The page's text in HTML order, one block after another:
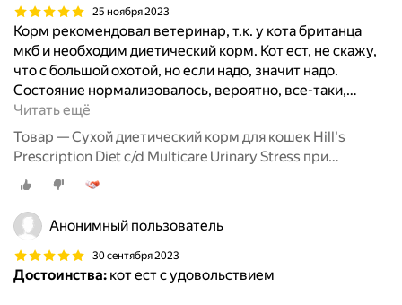
25 ноября 2023
Корм рекомендовал ветеринар, т.к. у кота британца
мкб и необходим диетический корм. Кот ест, не скажу,
что с большой охотой, но если надо, значит надо.
Состояние нормализовалось, вероятно, все-таки,…
Читать ещё
Товар — Сухой диетический корм для кошек Hill's
Prescription Diet c/d Multicare Urinary Stress при
профилактике цистита и мочекаменной болезни (мкб),
в том числе вызванные стрессом, с курицей 400 г
Анонимный пользователь
30 сентября 2023
Достоинства: кот ест с удовольствием